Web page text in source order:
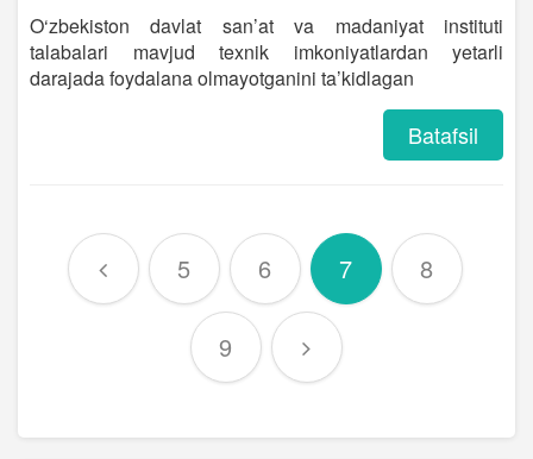
O‘zbekiston davlat san’at va madaniyat instituti
talabalari mavjud texnik imkoniyatlardan yetarli
darajada foydalana olmayotganini ta’kidlagan
Batafsil
5 6 7 8
9